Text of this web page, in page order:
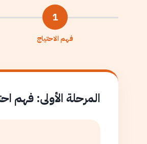
1
فهم الاحتياج
المرحلة الأولى: فهم